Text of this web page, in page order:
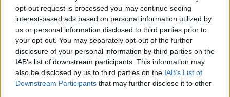
opt-out request is processed you may continue seeing
interest-based ads based on personal information utilized by
us or personal information disclosed to third parties prior to
your opt-out. You may separately opt-out of the further
disclosure of your personal information by third parties on the
IAB’s list of downstream participants. This information may
also be disclosed by us to third parties on the IAB’s List of
Downstream Participants that may further disclose it to other
τερματίσω πέντε πολέμους
Ο πρόεδρος των ΗΠΑ συνέχισε αναφέρονται
πωςοι δασμοί του έχουν τερματίσει «πέντε
από τους οκτώ πολέμους.Είτε σας αρέσει
είτε όχι, συμπεριλαμβανομένης της Ινδίας,
του Πακιστάν, των μεγάλων. Πυρηνικό θα